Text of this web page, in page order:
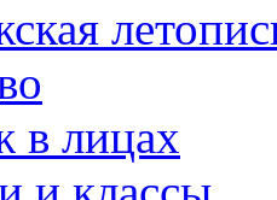
в лицах